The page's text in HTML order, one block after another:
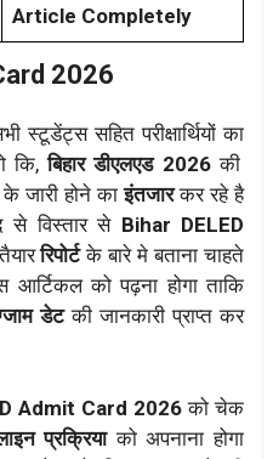
Article Completely
2026
सहित परीक्षार्थियों का
कि,बिहार डीएलएड 2026की
के जारी होने काइंतजारकर रहे है
से विस्तार से Bihar DELED
रिपोर्टके बारे मे बताना चाहते
को पढ़ना होगा ताकि
डेटकी जानकारी प्राप्त कर
Admit Card 2026 को चेक
प्रक्रियाको अपनाना होगा